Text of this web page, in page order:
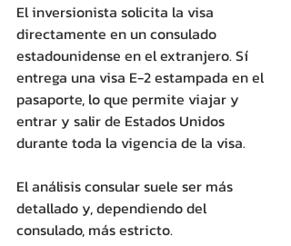
El inversionista solicita la visa
directamente en un consulado
estadounidense en el extranjero. Sí
entrega una visa E-2 estampada en el
pasaporte, lo que permite viajar y
entrar y salir de Estados Unidos
durante toda la vigencia de la visa.
El análisis consular suele ser más
detallado y, dependiendo del
consulado, más estricto.